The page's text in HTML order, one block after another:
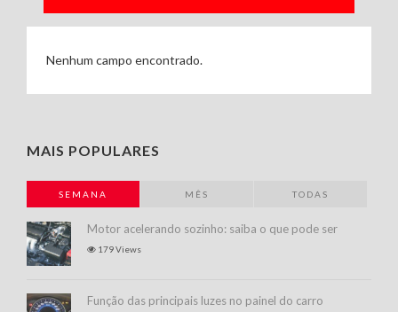
Nenhum campo encontrado.
MAIS POPULARES
SEMANA MÊS TODAS
Motor acelerando sozinho: saiba o que pode ser
179 Views
Função das principais luzes no painel do carro